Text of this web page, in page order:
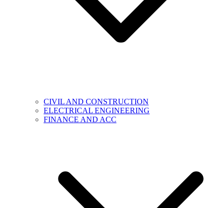
CIVIL AND CONSTRUCTION
ELECTRICAL ENGINEERING
FINANCE AND ACC